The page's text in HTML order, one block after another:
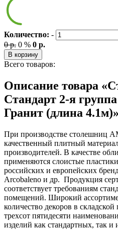
Количество: -
0 р. 0 % 0 р.
В корзину
Всего товаров:
Описание товара
Стандарт 2-я
Гранит (длина 4.1м)»
При производстве столешниц
качественный плитный
производителей. В качестве
применяются слоистые
российских и европейских
Arcobaleno и др. Продукция
соответствует требованиям
помещений. Широкий
количество декоров в
трехсот пятидесяти
изделий как стандартных, так